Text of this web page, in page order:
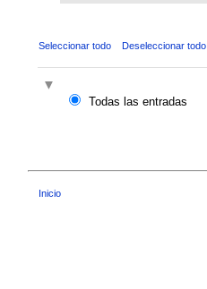
Seleccionar todo Deseleccionar todo
Todas las entradas
Inicio